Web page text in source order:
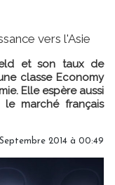
vers l'Asie
et son taux de
classe Economy
Elle espère aussi
marché français
2014 à 00:49